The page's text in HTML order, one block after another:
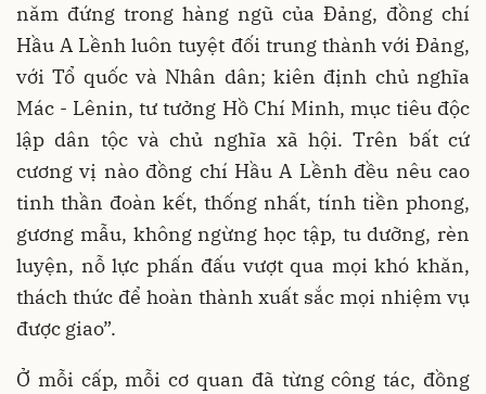
năm đứng trong hàng ngũ của Đảng, đồng chí
Hầu A Lềnh luôn tuyệt đối trung thành với Đảng,
với Tổ quốc và Nhân dân; kiên định chủ nghĩa
Mác - Lênin, tư tưởng Hồ Chí Minh, mục tiêu độc
lập dân tộc và chủ nghĩa xã hội. Trên bất cứ
cương vị nào đồng chí Hầu A Lềnh đều nêu cao
tinh thần đoàn kết, thống nhất, tính tiền phong,
gương mẫu, không ngừng học tập, tu dưỡng, rèn
luyện, nỗ lực phấn đấu vượt qua mọi khó khăn,
thách thức để hoàn thành xuất sắc mọi nhiệm vụ
được giao”.
Ở mỗi cấp, mỗi cơ quan đã từng công tác, đồng